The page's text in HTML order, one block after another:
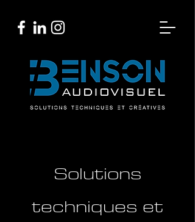
Solutions
techniques et